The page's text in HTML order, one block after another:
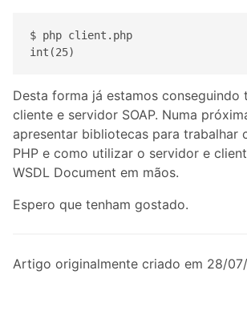
$ php client.php
int(25)
Desta forma já estamos conseguindo
cliente e servidor SOAP. Numa
apresentar bibliotecas para trabalhar
PHP e como utilizar o servidor e
WSDL Document em mãos.
Espero que tenham gostado.
Artigo originalmente criado em 28/